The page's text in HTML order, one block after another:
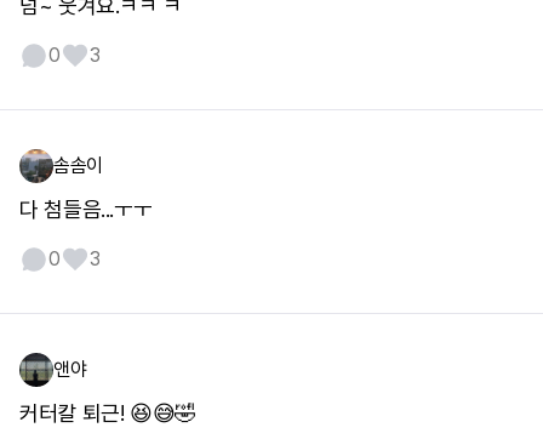
넘~ 웃겨요.ㅋㅋ ㅋ
0 3
솜솜이
다 첨들음...ㅜㅜ
0 3
앤야
커터칼 퇴근! 😆😅🤣